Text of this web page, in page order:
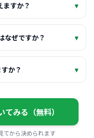
ますか？ ▾
なぜですか？ ▾
か？ ▾
みる（無料）
てから決められます